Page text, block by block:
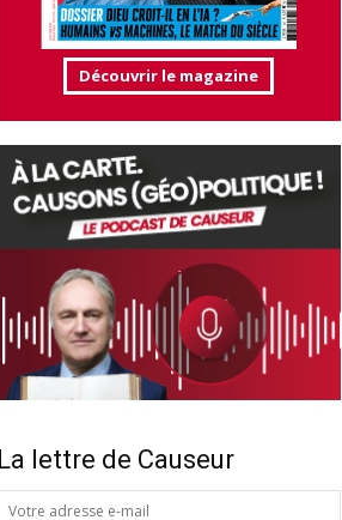
Découvrir le magazine
La lettre de Causeur